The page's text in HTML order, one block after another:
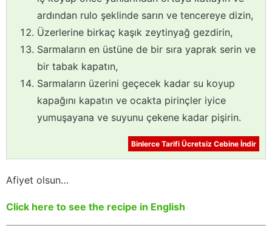
ardından rulo şeklinde sarın ve tencereye dizin,
Üzerlerine birkaç kaşık zeytinyağ gezdirin,
Sarmaların en üstüne de bir sıra yaprak serin ve
bir tabak kapatın,
Sarmaların üzerini geçecek kadar su koyup
kapağını kapatın ve ocakta pirinçler iyice
yumuşayana ve suyunu çekene kadar pişirin.
Binlerce Tarifi Ücretsiz Cebine İndir
Afiyet olsun…
Click here to see the recipe in English